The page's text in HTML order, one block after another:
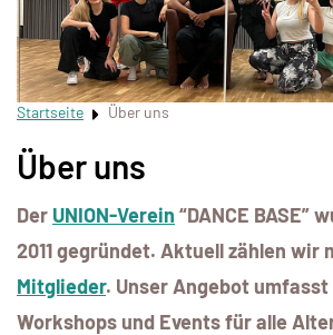
Startseite Über uns
Über uns
Der UNION-Verein “DANCE BASE”
2011 gegründet. Aktuell zählen wir
Mitglieder. Unser Angebot umfasst
Workshops und Events für alle